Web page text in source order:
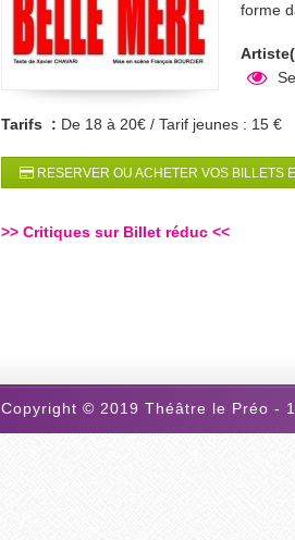
forme
Tarifs : De 18 à 20€ / Tarif jeunes : 15 €
RESERVER OU ACHETER VOS BILLETS
>> Critiques sur Billet réduc <<
Copyright © 2019 Théâtre le Préo -